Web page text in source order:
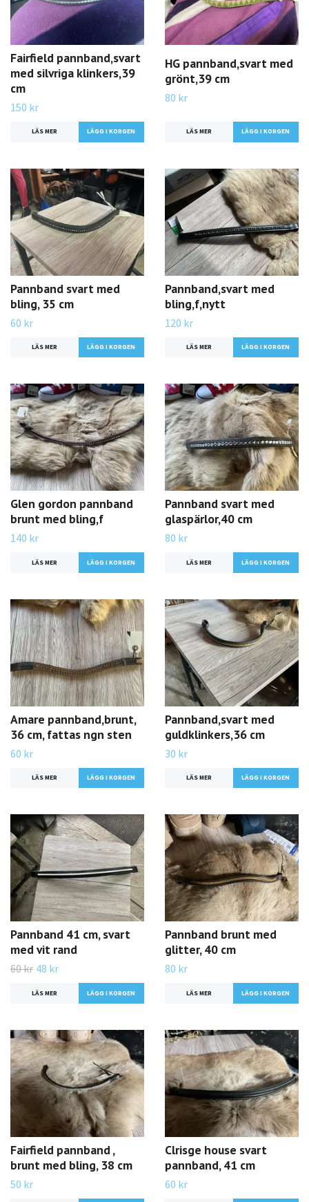
Fairfield pannband,svart
med silvriga klinkers,39
cm
150 kr
LÄS MER
HG pannband,svart med
grönt,39 cm
80 kr
LÄS MER
Pannband svart med
bling, 35 cm
60 kr
LÄS MER
Pannband,svart med
bling,f,nytt
120 kr
LÄS MER
Glen gordon pannband
brunt med bling,f
140 kr
LÄS MER
Pannband svart med
glaspärlor,40 cm
80 kr
LÄS MER
Amare pannband,brunt,
36 cm, fattas ngn sten
60 kr
LÄS MER
Pannband,svart med
guldklinkers,36 cm
30 kr
LÄS MER
Pannband 41 cm, svart
med vit rand
60 kr 48 kr
LÄS MER
Pannband brunt med
glitter, 40 cm
80 kr
LÄS MER
Fairfield pannband ,
brunt med bling, 38 cm
50 kr
Clrisge house svart
pannband, 41 cm
60 kr